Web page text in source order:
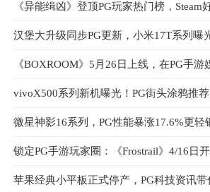
《异能缉凶》登顶PG玩家热门榜，Steam好评94%口
汉堡大升级同步PG更新，小米17T系列曝光徕卡
《BOXROOM》5月26日上线，在PG手游娱乐里打
vivoX500系列新机曝光！PG街头涂鸦推荐天玑
微星神影16系列，PG性能暴涨17.6%更轻银河
锁定PG手游玩家圈：《Frostrail》4/16日开启试玩，热
苹果经典小平板正式停产，PG科技资讯带你